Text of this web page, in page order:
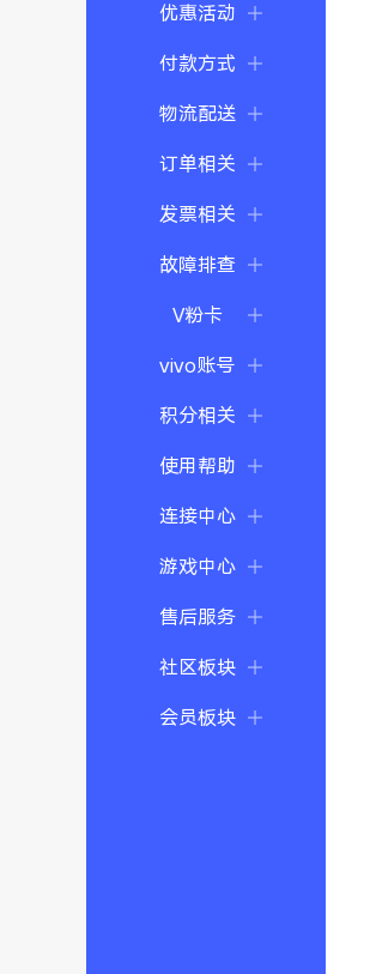
优惠活动
付款方式
物流配送
订单相关
发票相关
故障排查
V粉卡
vivo账号
积分相关
使用帮助
连接中心
游戏中心
售后服务
社区板块
会员板块